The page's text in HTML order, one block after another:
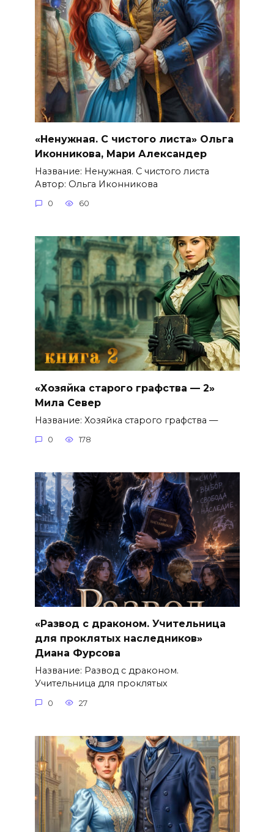
«Ненужная. С чистого листа» Ольга
Иконникова, Мари Александер
Название: Ненужная. С чистого листа
Автор: Ольга Иконникова
0 60
«Хозяйка старого графства — 2»
Мила Север
Название: Хозяйка старого графства —
0 178
«Развод с драконом. Учительница
для проклятых наследников»
Диана Фурсова
Название: Развод с драконом.
Учительница для проклятых
0 27